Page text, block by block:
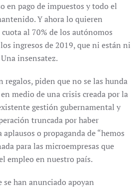
en pago de impuestos y todo el
Y ahora lo quieren
al 70% de los autónomos
ingresos de 2019, que ni están ni
insensatez.
regalos, piden que no se las hunda
medio de una crisis creada por la
gestión gubernamental y
truncada por haber
o propaganda de “hemos
para las microempresas que
empleo en nuestro país.
se han anunciado apoyan